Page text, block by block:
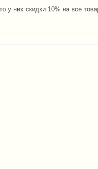
у них скидки 10% на все